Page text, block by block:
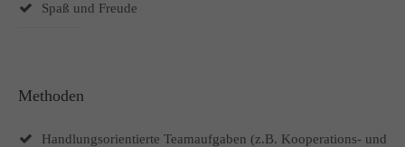
Spaß und Freude
Methoden
Handlungsorientierte Teamaufgaben (z.B. Kooperations- und